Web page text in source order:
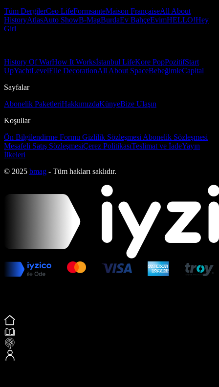
Tüm DergilerCeo LifeFormsanteMaison FrançaiseAll About
HistoryAtlasAuto ShowB-MagBurdaEv BahçeEvimHELLO!Hey
Girl
History Of WarHow It Worksİstanbul LifeKore PopPozitifStart
UpYachtLevelElle DecorationAll About SpaceBebeğimleCapital
Sayfalar
Abonelik PaketleriHakkımızdaKünyeBize Ulaşın
Koşullar
Ön Bilgilendirme Formu Gizlilik Sözleşmesi Abonelik Sözleşmesi
Mesafeli Satış SözleşmesiÇerez PolitikasıTeslimat ve İadeYayın
İlkeleri
© 2025 bmag - Tüm hakları saklıdır.